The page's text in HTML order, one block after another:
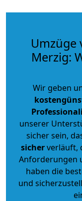
Umzüge
Merzig:
Wir geben
unserer
sicher sein,
sicherverläuft,
Anforderungen
haben die
und